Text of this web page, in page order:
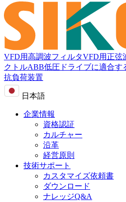
VFD用高調波フィルタVFD用正弦
クトルABB低圧ドライブに適合す
抗負荷装置
日本語
企業情報
資格認証
カルチャー
沿革
経営原則
技術サポート
カスタマイズ依頼書
ダウンロード
ナレッジQ&A